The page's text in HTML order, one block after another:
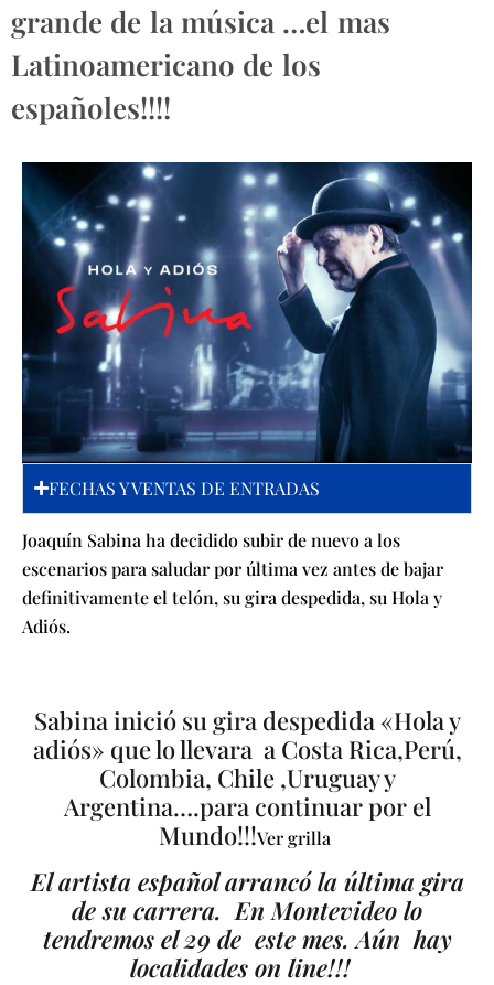
grande de la música …el mas
Latinoamericano de los
españoles!!!!
FECHAS Y VENTAS DE ENTRADAS
Joaquín Sabina ha decidido subir de nuevo a los
escenarios para saludar por última vez antes de bajar
definitivamente el telón, su gira despedida, su Hola y
Adiós.
Sabina inició su gira despedida «Hola y
adiós» que lo llevara a Costa Rica,Perú,
Colombia, Chile ,Uruguay y
Argentina….para continuar por el
Mundo!!!Ver grilla
El artista español arrancó la última gira
de su carrera. En Montevideo lo
tendremos el 29 de este mes. Aún hay
localidades on line!!!